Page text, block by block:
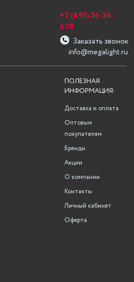
info@megalight.ru
+7 (495) 36-36-
678
Заказать звонок
ПОЛЕЗНАЯ
ИНФОРМАЦИЯ:
Доставка и оплата
Оптовым
покупателям
Бренды
Акции
О компании
Контакты
Личный кабинет
Оферта